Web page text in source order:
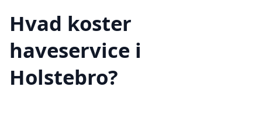
Hvad koster
haveservice i
Holstebro?